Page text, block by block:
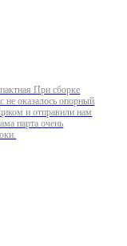
При сборке
не оказалось опорный
и отправили нам
парта очень